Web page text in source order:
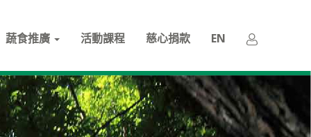
蔬食推廣 活動課程 慈心捐款 EN